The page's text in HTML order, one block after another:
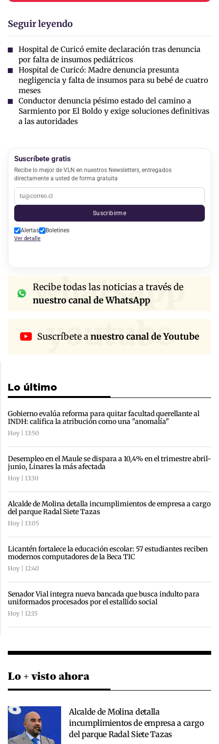
Seguir leyendo
Hospital de Curicó emite declaración tras denuncia
por falta de insumos pediátricos
Hospital de Curicó: Madre denuncia presunta
negligencia y falta de insumos para su bebé de cuatro
meses
Conductor denuncia pésimo estado del camino a
Sarmiento por El Boldo y exige soluciones definitivas
a las autoridades
Suscríbete gratis
Recibe lo mejor de VLN en nuestros Newsletters, entregados
directamente a usted de forma gratuita
Suscribirme
Alertas Boletines
Ver detalle
whatsapp
Recibe todas las noticias a través de
nuestro canal de WhatsApp
youtube
Suscríbete anuestro canal de Youtube
Lo último
Gobierno evalúa reforma para quitar facultad querellante al
INDH: califica la atribución como una "anomalía"
Hoy | 13:50
Desempleo en el Maule se dispara a 10,4% en el trimestre abril-
junio, Linares la más afectada
Hoy | 13:30
Alcalde de Molina detalla incumplimientos de empresa a cargo
del parque Radal Siete Tazas
Hoy | 13:05
Licantén fortalece la educación escolar: 57 estudiantes reciben
modernos computadores de la Beca TIC
Hoy | 12:40
Senador Vial integra nueva bancada que busca indulto para
uniformados procesados por el estallido social
Hoy | 12:15
Lo + visto ahora
Alcalde de Molina detalla
incumplimientos de empresa a cargo
del parque Radal Siete Tazas